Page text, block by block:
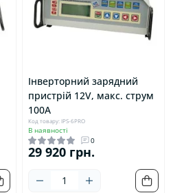
Інверторний зарядний
пристрій 12V, макс. струм
100A
Код товару: IPS-6PRO
В наявності
0
29 920 грн.